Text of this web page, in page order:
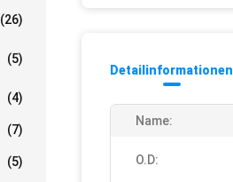
(26)
(5)
(4)
(7)
(5)
Detailinformationen
Name:
O.D: